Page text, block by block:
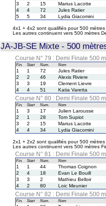
3
2 15
Marius Lacotte
4
4 72
Jules Ratier
5
5 34 Lydia Giacomini
4x1 + 4x2 sont qualifiés pour 500
Les autres continuent vers 500 mètres
JA-JB-SE Mixte - 500
Course N° 79 : Demi Finale 500
Fin. Start Num. Nom
1 1 72
Jules Ratier
2
2 46
Alexis Riviere
3
3 19
Clement Lievre
4
4 51 Katia Varetta
Course N° 80 : Demi Finale 500
Fin. Start Num. Nom
1 3 17
Julien Larousse
2
1 28
Tom Supiot
3
2 15
Marius Lacotte
4
4 34 Lydia Giacomini
2x1 + 2x2 sont qualifiés pour 500
Les autres continuent vers 500 mètres
Course N° 81 : Demi Finale 500
Fin. Start Num. Nom
1 1 44
Thomas Coignon
2
4 18
Evan Le Bouill
3
3 2
Mathieu Belloir
4
2 80 Loic Meunier
Course N° 82 : Demi Finale 500
Fin. Start Num. Nom